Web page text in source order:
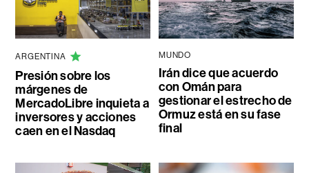
ARGENTINA
Presión sobre los
márgenes de
MercadoLibre inquieta a
inversores y acciones
caen en el Nasdaq
MUNDO
Irán dice que acuerdo
con Omán para
gestionar el estrecho de
Ormuz está en su fase
final